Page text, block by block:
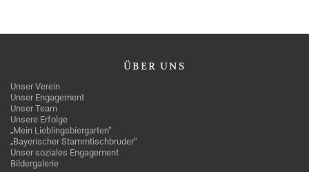
ÜBER UNS
Unser Verein
Unser Engagement
Unser Team
Unsere Erfolge
„Mein Lieblingsbiergarten“
„Bayerischer Stammtischbruder“
Unser soziales Engagement
Bildergalerie